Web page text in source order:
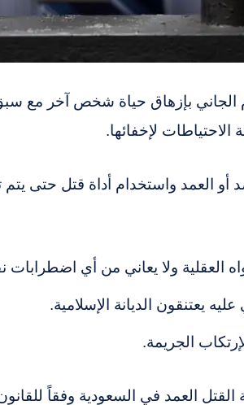
الجاني بإزهاق حياة شخص آخر مع
الاحتياطات لإخفائها.
أو العمد واستخدام أداة قتل حتى
العقلية ولا يعاني من أي اضطرابات
يعتنقون الديانة الإسلامية.
الجريمة.
العمد في السعودية وفقاً